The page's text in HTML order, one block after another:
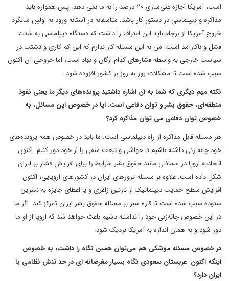
است، آمریکا اجازه غنی‌سازی ۲۰ درصد را به ما نمی دهد. پس همواره باید
مذاکره و دیپلماسی در دستور کار باشد. متاسفانه در آستانه ورود به اولین سالگرد
خروج آمریکا از برجام باید این اعتراف را داشت که دستگاه دیپلماسی به شدت
فشل و ناکارآمد است. من به این مسئله کار ندارم که این کم کاری و تشتت در
سیاست خارجی به واسطه فشارهای کدام ارگان و نهاد است، اما خروجی آن اکنون
سبب شده است تا مشکلات روز به روز بر کشور افزوده شود.
نکته مهم دیگری که شما به آن اشاره داشتید پرونده‌های دیگر ما یعنی نفوذ
منطقه‌ای، حقوق بشر و توان دفاعی است. آیا در خصوص این مسائل، به
خصوص توان دفاعی می توان مذاکره کرد؟
هر مسئله قابل مذاکره از راه دیپلماسی است. ما باید در خصوص همه پرونده‌های
خود چانه زنی داشته باشیم تا حواشی و تبعات منفی را از خود دور کنیم. اکنون
اتحادیه اروپا در مسائلی مانند حقوق بشر شرایط را برای افزایش فشار بر ایران
شکل داده است. علاوه بر مسئله ترورهای ایران در کشورهای اروپایی، اکنون
افزایش سطح حمایت دیپلماتیک از نازنین زاغری و یا اعطای جایزه به نسرین
ستوده سبب شده است تا قاره سبز بر مسئله حقوق بشر ایران تمرکز کند. اگر ما
در این خصوص چانه‌زنی خود را نداشته باشیم باعث خواهد شد که اروپا از او ما
دور شود و به همان اندازه به آمریکا نزدیک شود.
در خصوص مسئله موشکی هم می‌توان همین نگاه را داشت، به خصوص
اینکه اکنون عربستان سعودی نگاه بسیار مغرضانه ای در حد تنش نظامی با
ایران دارد؟